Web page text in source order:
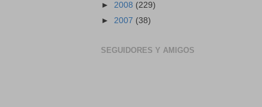
► 2008 (229)
► 2007 (38)
SEGUIDORES Y AMIGOS